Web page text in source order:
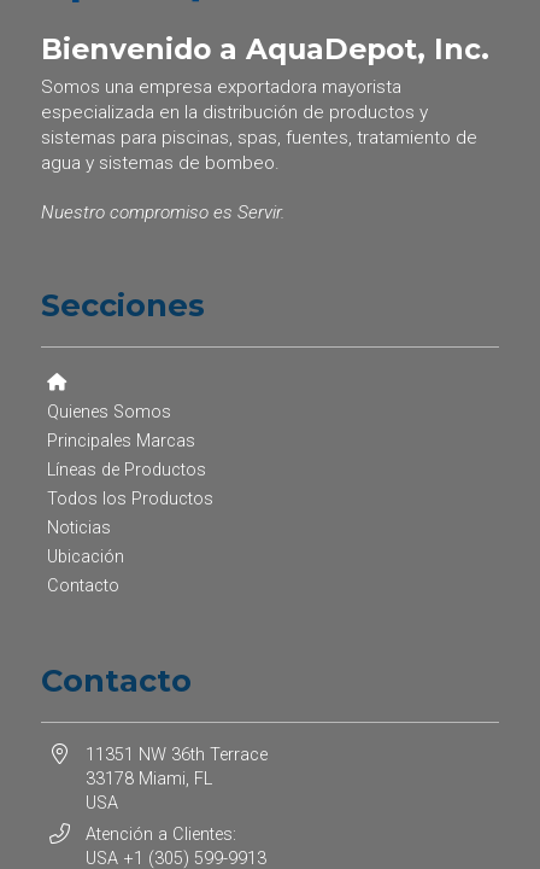
Bienvenido a AquaDepot, Inc.
Somos una empresa exportadora mayorista
especializada en la distribución de productos y
sistemas para piscinas, spas, fuentes, tratamiento de
agua y sistemas de bombeo.
Nuestro compromiso es Servir.
Secciones
Quienes Somos
Principales Marcas
Líneas de Productos
Todos los Productos
Noticias
Ubicación
Contacto
Contacto
11351 NW 36th Terrace
33178 Miami, FL
USA
Atención a Clientes:
USA +1 (305) 599-9913